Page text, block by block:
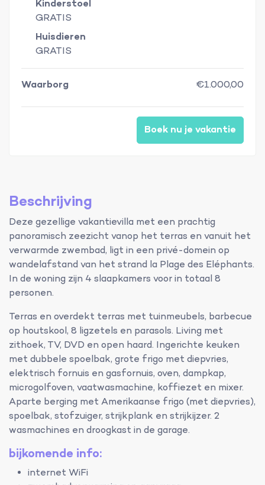
Kinderstoel
GRATIS
Huisdieren
GRATIS
Waarborg €1.000,00
Boek nu je vakantie
Beschrijving
Deze gezellige vakantievilla met een prachtig
panoramisch zeezicht vanop het terras en vanuit het
verwarmde zwembad, ligt in een privé-domein op
wandelafstand van het strand la Plage des Eléphants.
In de woning zijn 4 slaapkamers voor in totaal 8
personen.
Terras en overdekt terras met tuinmeubels, barbecue
op houtskool, 8 ligzetels en parasols. Living met
zithoek, TV, DVD en open haard. Ingerichte keuken
met dubbele spoelbak, grote frigo met diepvries,
elektrisch fornuis en gasfornuis, oven, dampkap,
microgolfoven, vaatwasmachine, koffiezet en mixer.
Aparte berging met Amerikaanse frigo (met diepvries),
spoelbak, stofzuiger, strijkplank en strijkijzer. 2
wasmachines en droogkast in de garage.
bijkomende info:
internet WiFi